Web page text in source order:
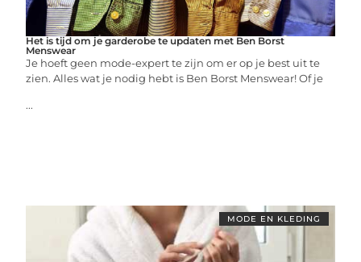
Het is tijd om je garderobe te updaten met Ben Borst
Menswear
Je hoeft geen mode-expert te zijn om er op je best uit te
zien. Alles wat je nodig hebt is Ben Borst Menswear! Of je
...
MODE EN KLEDING